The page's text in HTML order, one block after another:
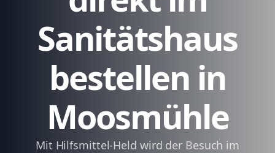
Sanitätshaus
bestellen in
Moosmühle
Mit Hilfsmittel-Held wird der Besuch im